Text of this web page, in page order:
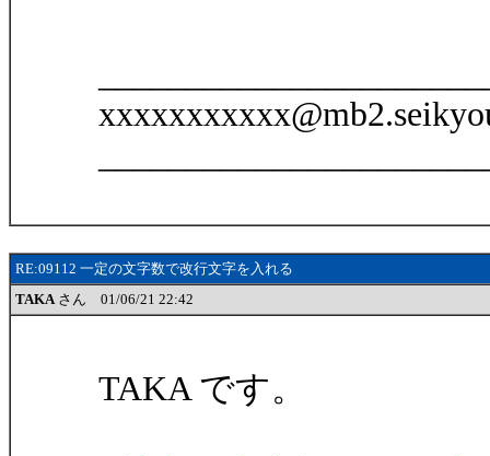
RE:09112 一定の文字数で改行文字を入れる
TAKAさん 01/06/21 22:42
TAKA です。